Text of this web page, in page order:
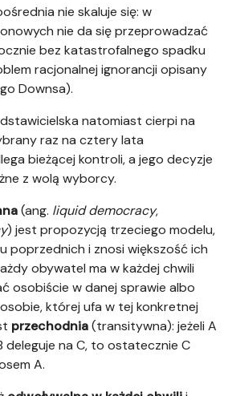
nie skaluje się: w
nie da się przeprowadzać
bez katastrofalnego spadku
racjonalnej ignorancji opisany
Downsa).
natomiast cierpi na
raz na cztery lata
bieżącej kontroli, a jego decyzje
z wolą wyborcy.
(ang. liquid democracy,
) jest propozycją trzeciego modelu,
poprzednich i znosi większość ich
obywatel ma w każdej chwili
osobiście w danej sprawie albo
której ufa w tej konkretnej
przechodnia(transitywna): jeżeli A
deleguje na C, to ostatecznie C
A.